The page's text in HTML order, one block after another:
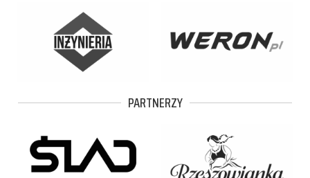
PARTNERZY